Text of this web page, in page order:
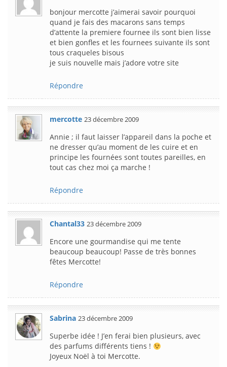
bonjour mercotte j’aimerai savoir pourquoi
quand je fais des macarons sans temps
d’attente la premiere fournee ils sont bien lisse
et bien gonfles et les fournees suivante ils sont
tous craqueles bisous
je suis nouvelle mais j’adore votre site
Répondre
mercotte 23 décembre 2009
Annie ; il faut laisser l’appareil dans la poche et
ne dresser qu’au moment de les cuire et en
principe les fournées sont toutes pareilles, en
tout cas chez moi ça marche !
Répondre
Chantal33 23 décembre 2009
Encore une gourmandise qui me tente
beaucoup beaucoup! Passe de très bonnes
fêtes Mercotte!
Répondre
Sabrina 23 décembre 2009
Superbe idée ! J’en ferai bien plusieurs, avec
des parfums différents tiens !
Joyeux Noël à toi Mercotte.